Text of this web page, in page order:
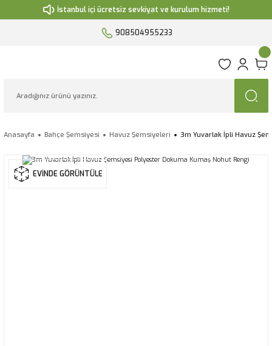
İstanbul içi ücretsiz sevkiyat ve kurulum hizmeti!
908504955233
Anasayfa Bahçe Şemsiyesi Havuz Şemsiyeleri 3m Yuvarlak İpli Havuz
EVİNDE GÖRÜNTÜLE